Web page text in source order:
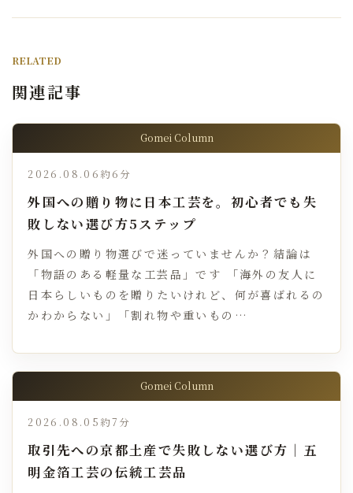
RELATED
関連記事
Gomei Column
2026.08.06 約6分
外国への贈り物に日本工芸を。初心者でも失
敗しない選び方5ステップ
外国への贈り物選びで迷っていませんか？結論は
「物語のある軽量な工芸品」です 「海外の友人に
日本らしいものを贈りたいけれど、何が喜ばれるの
かわからない」「割れ物や重いもの…
Gomei Column
2026.08.05 約7分
取引先への京都土産で失敗しない選び方｜五
明金箔工芸の伝統工芸品